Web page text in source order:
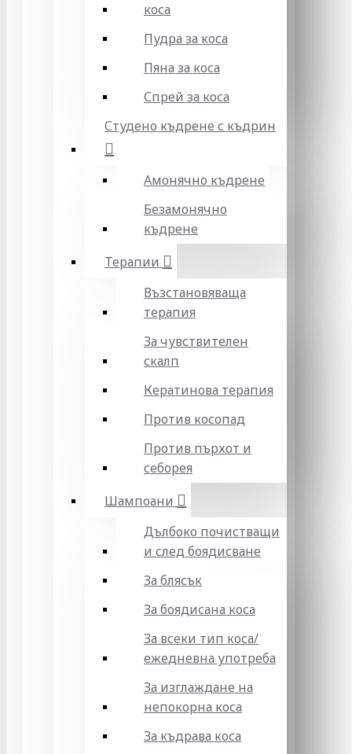
коса
Пудра за коса
Пяна за коса
Спрей за коса
Студено къдрене с къдрин
Амонячно къдрене
Безамонячно
къдрене
Терапии
Възстановяваща
терапия
За чувствителен
скалп
Кератинова терапия
Против косопад
Против пърхот и
себорея
Шампоани
Дълбоко почистващи
и след боядисване
За блясък
За боядисана коса
За всеки тип коса/
ежедневна употреба
За изглаждане на
непокорна коса
За къдрава коса